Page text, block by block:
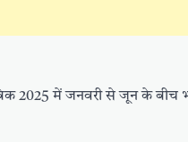
2025 में जनवरी से जून के बीच